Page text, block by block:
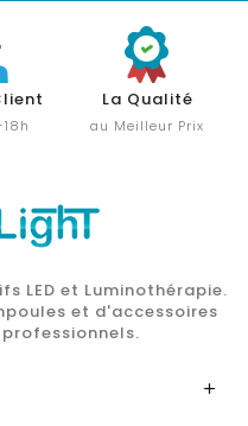
La Qualité
au Meilleur Prix
LED et Luminothérapie.
et d'accessoires
